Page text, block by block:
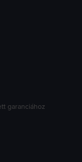
garanciához